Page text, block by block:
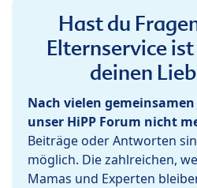
Hast du
Elternservice
deinen
Nach vielen
unser HiPP Forum nicht
Beiträge oder Antworten
möglich. Die zahlreichen,
Mamas und Experten